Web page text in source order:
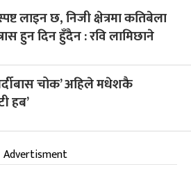
लाइन छ, निजी क्षेत्रमा कतिबेला
हुन दिन हुँदैन : रवि लामिछाने
चोक’ अहिले मधेशकै
हब’
Advertisment